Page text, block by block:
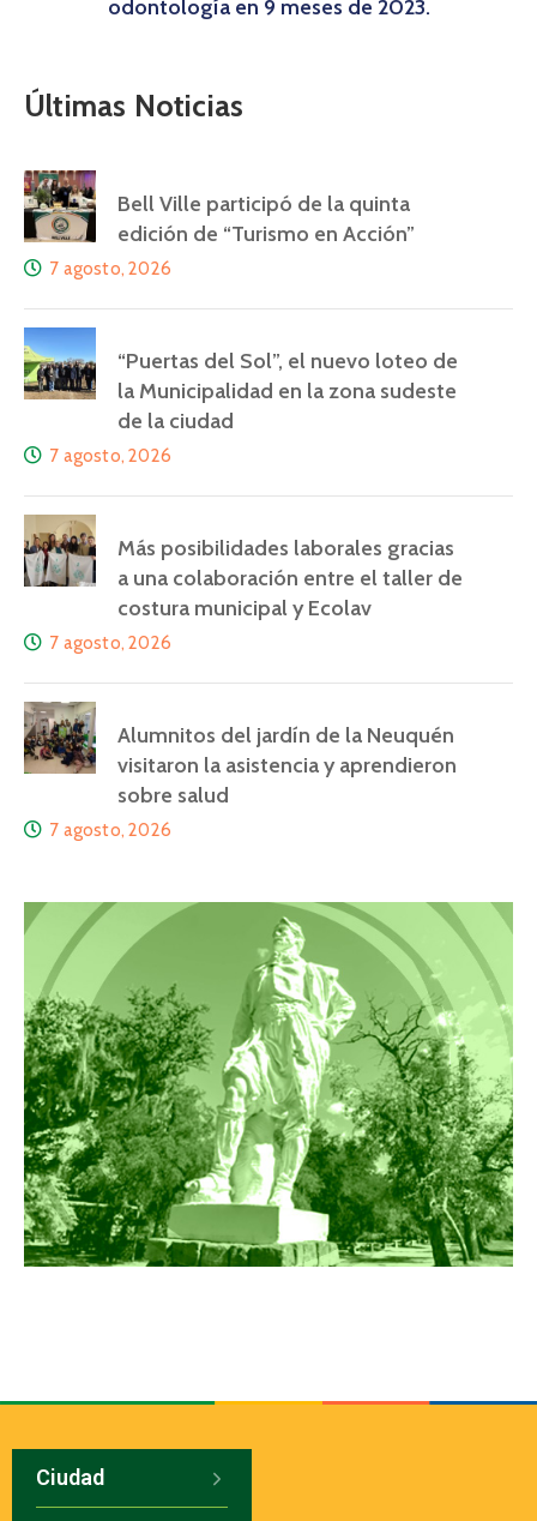
odontología en 9 meses de 2023.
Últimas Noticias
Bell Ville participó de la quinta
edición de “Turismo en Acción”
7 agosto, 2026
“Puertas del Sol”, el nuevo loteo de
la Municipalidad en la zona sudeste
de la ciudad
7 agosto, 2026
Más posibilidades laborales gracias
a una colaboración entre el taller de
costura municipal y Ecolav
7 agosto, 2026
Alumnitos del jardín de la Neuquén
visitaron la asistencia y aprendieron
sobre salud
7 agosto, 2026
Ciudad